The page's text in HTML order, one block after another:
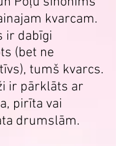
kvarcam.
ir dabīgi
(bet ne
tumš kvarcs.
ir pārklāts ar
pirīta vai
drumslām.